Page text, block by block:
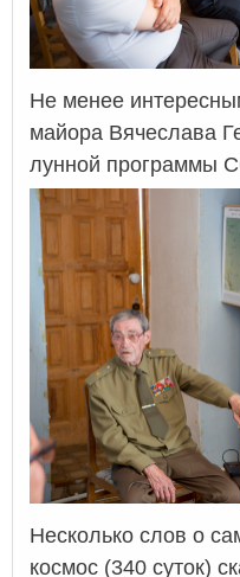
Не менее
майора Вячеслава
лунной программы
Несколько слов о
космос (340 суток)